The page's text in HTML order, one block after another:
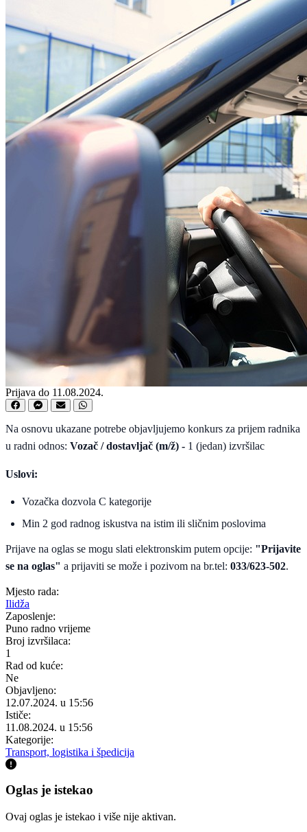
Prijava do 11.08.2024.
Na osnovu ukazane potrebe objavljujemo konkurs za prijem radnika
u radni odnos: Vozač / dostavljač (m/ž) - 1 (jedan) izvršilac
Uslovi:
Vozačka dozvola C kategorije
Min 2 god radnog iskustva na istim ili sličnim poslovima
Prijave na oglas se mogu slati elektronskim putem opcije: "Prijavite
se na oglas" a prijaviti se može i pozivom na br.tel: 033/623-502.
Mjesto rada:
Ilidža
Zaposlenje:
Puno radno vrijeme
Broj izvršilaca:
1
Rad od kuće:
Ne
Objavljeno:
12.07.2024. u 15:56
Ističe:
11.08.2024. u 15:56
Kategorije:
Transport, logistika i špedicija
Oglas je istekao
Ovaj oglas je istekao i više nije aktivan.